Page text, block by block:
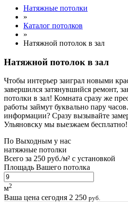
Натяжные потолки
»
Каталог потолков
»
Натяжной потолок в зал
Натяжной потолок в зал
Чтобы интерьер заиграл новыми
завершился затянувшийся ремонт,
потолки в зал! Комната сразу же
работы займут буквально пару
информации? Сразу вызывайте
Ульяновску мы выезжаем бесплатно!
По Выходным у нас
натяжные потолки
Всего за 250 руб./м² с установкой
Площадь Вашего потолка
м2
Ваша цена сегодня 2 250 руб.